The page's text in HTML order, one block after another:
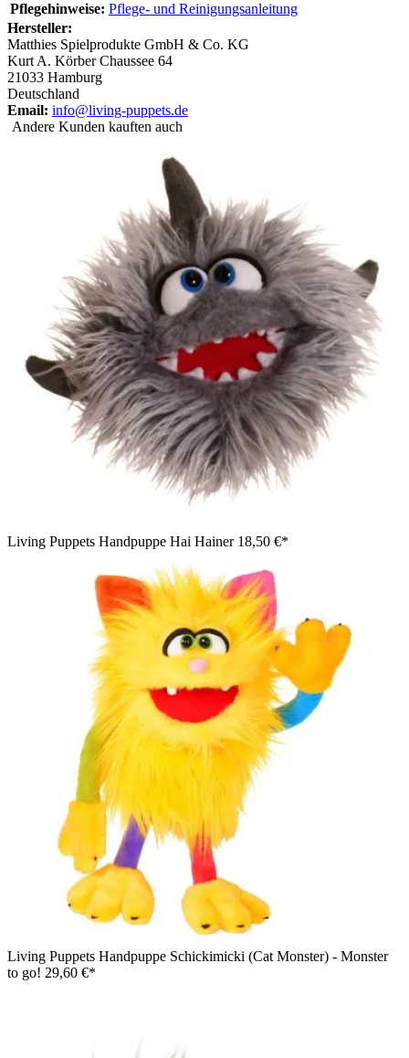
Pflegehinweise: Pflege- und Reinigungsanleitung
Hersteller:
Matthies Spielprodukte GmbH & Co. KG
Kurt A. Körber Chaussee 64
21033 Hamburg
Deutschland
Email: info@living-puppets.de
Andere Kunden kauften auch
Living Puppets Handpuppe Hai Hainer 18,50 €*
Living Puppets Handpuppe Schickimicki (Cat Monster) - Monster
to go! 29,60 €*